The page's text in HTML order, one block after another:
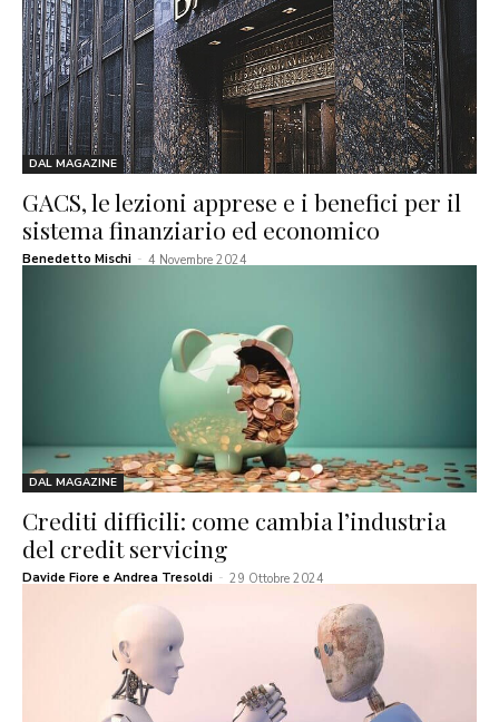
DAL MAGAZINE
GACS, le lezioni apprese e i benefici per il
sistema finanziario ed economico
Benedetto Mischi - 4 Novembre 2024
DAL MAGAZINE
Crediti difficili: come cambia l’industria
del credit servicing
Davide Fiore e Andrea Tresoldi - 29 Ottobre 2024